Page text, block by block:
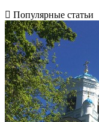
Популярные статьи